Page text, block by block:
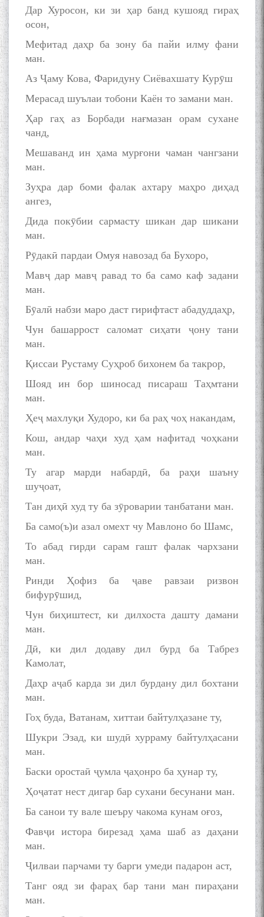
Дар Хуросон, ки зи ҳар банд кушояд гираҳ
осон,
Мефитад даҳр ба зону ба пайи илму фани
ман.
Аз Ҷаму Кова, Фаридуну Сиёвахшату Курӯш
Мерасад шуълаи тобони Каён то замани ман.
Ҳар гаҳ аз Борбади нағмазан орам сухане
чанд,
Мешаванд ин ҳама мурғони чаман чангзани
ман.
Зуҳра дар боми фалак ахтару маҳро диҳад
ангез,
Дида покӯбии сармасту шикан дар шикани
ман.
Рӯдакӣ пардаи Омуя навозад ба Бухоро,
Мавҷ дар мавҷ равад то ба само каф задани
ман.
Бӯалӣ набзи маро даст гирифтаст абадуддаҳр,
Чун башаррост саломат сиҳати ҷону тани
ман.
Қиссаи Рустаму Суҳроб бихонем ба такрор,
Шояд ин бор шиносад писараш Таҳмтани
ман.
Ҳеҷ махлуқи Худоро, ки ба раҳ чоҳ накандам,
Кош, андар чаҳи худ ҳам нафитад чоҳкани
ман.
Ту агар марди набардӣ, ба раҳи шаъну
шуҷоат,
Тан диҳӣ худ ту ба зӯроварии танбатани ман.
Ба само(ъ)и азал омехт чу Мавлоно бо Шамс,
То абад гирди сарам гашт фалак чархзани
ман.
Ринди Ҳофиз ба ҷаве равзаи ризвон
бифурӯшид,
Чун биҳиштест, ки дилхоста дашту дамани
ман.
Дӣ, ки дил додаву дил бурд ба Табрез
Камолат,
Даҳр аҷаб карда зи дил бурдану дил бохтани
ман.
Гоҳ буда, Ватанам, хиттаи байтулҳазане ту,
Шукри Эзад, ки шудӣ хурраму байтулҳасани
ман.
Баски оростаӣ ҷумла ҷаҳонро ба ҳунар ту,
Ҳоҷатат нест дигар бар сухани бесунани ман.
Ба санои ту вале шеъру чакома кунам оғоз,
Фавҷи истора бирезад ҳама шаб аз даҳани
ман.
Ҷилваи парчами ту барги умеди падарон аст,
Танг ояд зи фараҳ бар тани ман пираҳани
ман.
БУЗУРГДОШТИ РӮЗИ РӮДАКӢ
Дар Академияи миллии
илмҳои Тоҷикистон бахшида
ба 100-солагии мунаққиду
назариявӣ баргузор гардид.
МАВЛОНО ҶАЛОЛИДДИНИ
БАЛХӢ БУЗУРГТАРИН
ЗАБОНУ АДАБИ ТОҶИК
به عبارت دیگر: گفتگو با مومن
قناعت Mumin Qanoat
Муъмин Қаноат\Meeting of
Kanoat
The Persian Gulf Beautiful
poetry from Устод Мумин
Қаноат (Ustod Mumin Qanoat)
Mehrafarin about the conflict
Gulf